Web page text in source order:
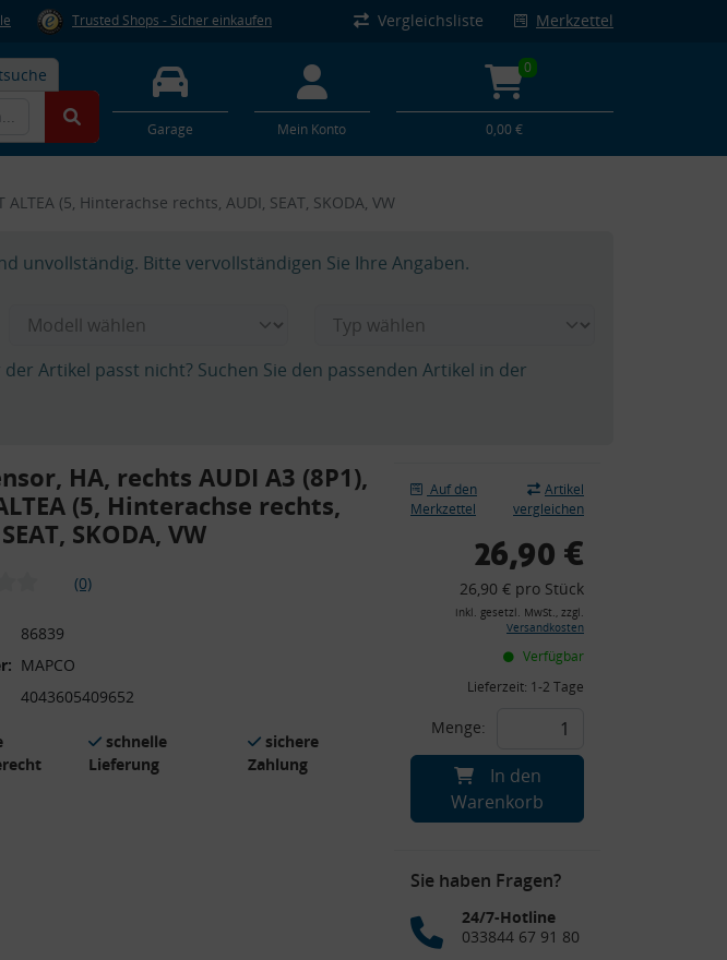
Trusted Shops - Sicher einkaufen Vergleichsliste Merkzettel
Garage Mein Konto
0
0,00 €
ALTEA (5, Hinterachse rechts, AUDI, SEAT, SKODA, VW
unvollständig. Bitte vervollständigen Sie Ihre Angaben.
Artikel passt nicht? Suchen Sie den passenden Artikel in der
HA, rechts AUDI A3 (8P1),
(5, Hinterachse rechts,
SKODA, VW
(0)
86839
MAPCO
4043605409652
schnelle
Lieferung
sichere
Zahlung
Auf den
Merkzettel
Artikel
vergleichen
26,90 €
26,90 € pro Stück
inkl. gesetzl. MwSt., zzgl.
Versandkosten
Verfügbar
Lieferzeit: 1-2 Tage
Menge:
In den
Warenkorb
Sie haben Fragen?
24/7-Hotline
033844 67 91 80